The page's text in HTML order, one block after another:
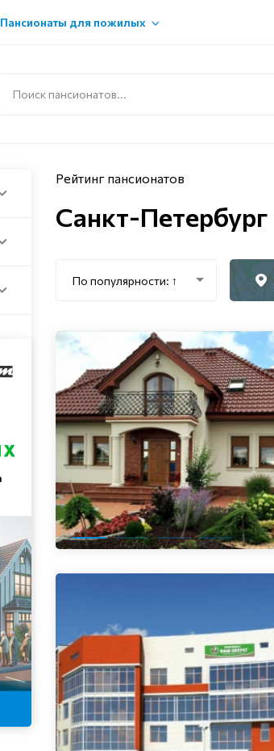
Пансионаты для пожилых
Рейтинг пансионатов
Санкт-Петербург
По популярности: ↑